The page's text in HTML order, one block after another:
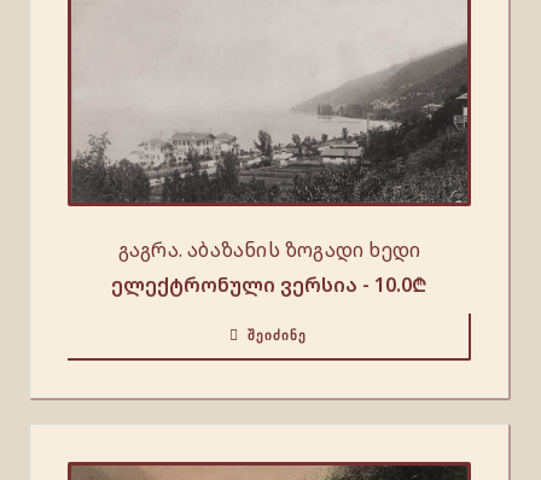
გაგრა. აბაზანის ზოგადი ხედი
ელექტრონული ვერსია - 10.0₾
ᲨᲔᲘᲫᲘᲜᲔ